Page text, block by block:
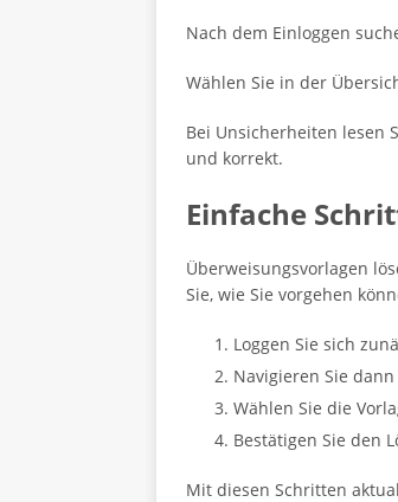
Nach dem Einloggen
Wählen Sie in der
Bei Unsicherheiten lesen
und korrekt.
Einfache
Überweisungsvorlagen
Sie, wie Sie vorgehen
Loggen Sie sich
Navigieren Sie
Wählen Sie die
Bestätigen Sie den
Mit diesen Schritten